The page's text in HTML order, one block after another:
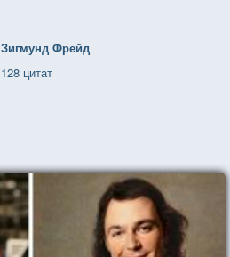
Зигмунд Фрейд
128 цитат